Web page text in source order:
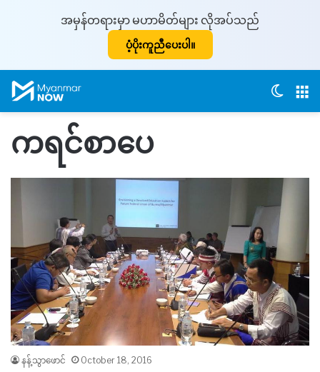
အမှန်တရားမှာ မဟာမိတ်များ လိုအပ်သည်
ပံ့ပိုးကူညီပေးပါ။
ကရင်စာပေ
နန့်သွာဖောင် October 18, 2016